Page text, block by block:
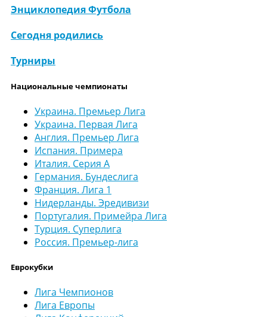
Энциклопедия Футбола
Сегодня родились
Турниры
Национальные чемпионаты
Украина. Премьер Лига
Украина. Первая Лига
Англия. Премьер Лига
Испания. Примера
Италия. Серия А
Германия. Бундеслига
Франция. Лига 1
Нидерланды. Эредивизи
Португалия. Примейра Лига
Турция. Суперлига
Россия. Премьер-лига
Еврокубки
Лига Чемпионов
Лига Европы